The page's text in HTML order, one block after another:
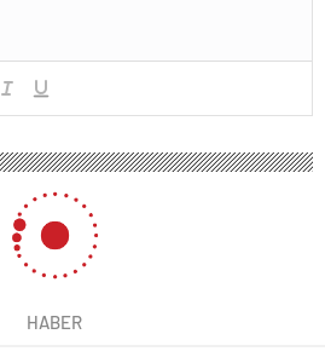
HABER